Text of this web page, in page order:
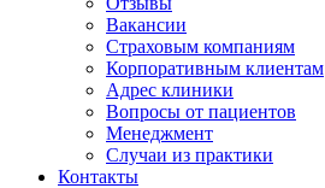
Вакансии
Страховым компаниям
Корпоративным клиентам
Адрес клиники
Вопросы от пациентов
Менеджмент
Случаи из практики
Контакты